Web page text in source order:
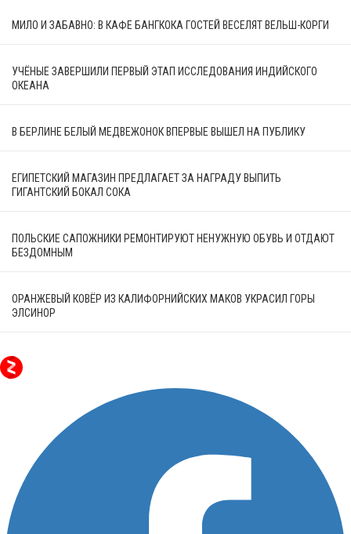
МИЛО И ЗАБАВНО: В КАФЕ БАНГКОКА ГОСТЕЙ ВЕСЕЛЯТ ВЕЛЬШ-КОРГИ
УЧЁНЫЕ ЗАВЕРШИЛИ ПЕРВЫЙ ЭТАП ИССЛЕДОВАНИЯ ИНДИЙСКОГО
ОКЕАНА
В БЕРЛИНЕ БЕЛЫЙ МЕДВЕЖОНОК ВПЕРВЫЕ ВЫШЕЛ НА ПУБЛИКУ
ЕГИПЕТСКИЙ МАГАЗИН ПРЕДЛАГАЕТ ЗА НАГРАДУ ВЫПИТЬ
ГИГАНТСКИЙ БОКАЛ СОКА
ПОЛЬСКИЕ САПОЖНИКИ РЕМОНТИРУЮТ НЕНУЖНУЮ ОБУВЬ И ОТДАЮТ
БЕЗДОМНЫМ
ОРАНЖЕВЫЙ КОВЁР ИЗ КАЛИФОРНИЙСКИХ МАКОВ УКРАСИЛ ГОРЫ
ЭЛСИНОР